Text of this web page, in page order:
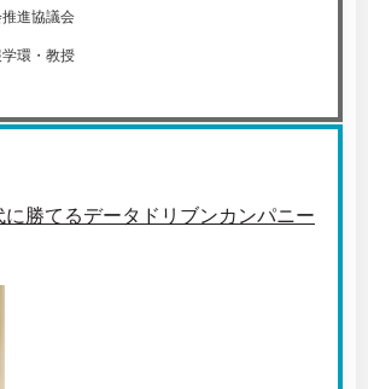
推進協議会
環・教授
に勝てるデータドリブンカンパニー